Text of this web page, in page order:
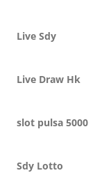
Live Sdy
Live Draw Hk
slot pulsa 5000
Sdy Lotto